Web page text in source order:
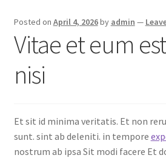
Checkout
Shop
Posted on April 4, 2026by admin —
Vitae et eum
nisi
Et sit id minima veritatis. Et non
sunt. sint ab deleniti. in tempore
nostrum ab ipsa Sit modi facere Et